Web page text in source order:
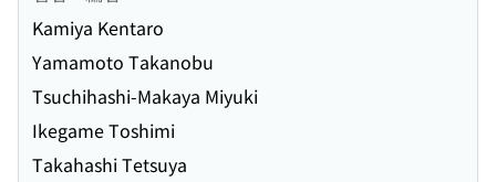
Kamiya Kentaro
Yamamoto Takanobu
Tsuchihashi-Makaya Miyuki
Ikegame Toshimi
Takahashi Tetsuya